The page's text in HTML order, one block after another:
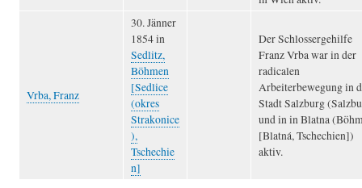
Vrba, Franz
30. Jänner
1854 in
Sedlitz,
Böhmen
[Sedlice
(okres
Strakonice
),
Tschechie
n]
Der Schlossergehilfe
Franz Vrba war in der
radicalen
Arbeiterbewegung in
Stadt Salzburg
und in in Blatna
[Blatná, Tschechien])
aktiv.